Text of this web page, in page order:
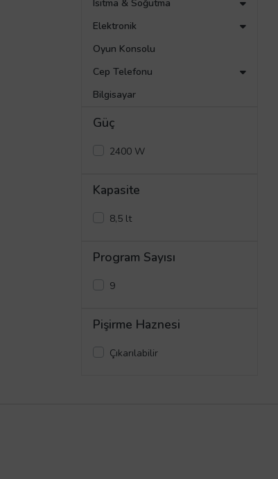
Makineleri
Kıyma Makinesi
Süpürge
Isıtma & Soğutma
Elektronik
Oyun Konsolu
Cep Telefonu
Bilgisayar
Güç
2400 W
Kapasite
8,5 lt
Program Sayısı
9
Pişirme Haznesi
Çıkarılabilir